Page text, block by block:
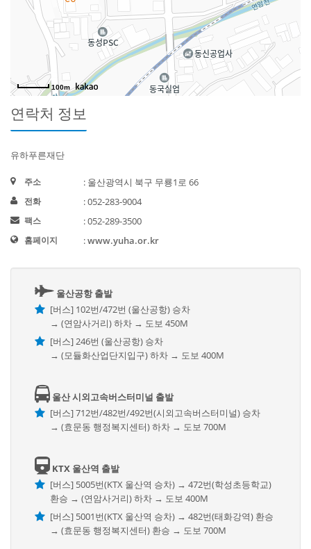
100m
연락처 정보
유하푸른재단
주소 : 울산광역시 북구 무룡1로 66
전화 : 052-283-9004
팩스 : 052-289-3500
홈페이지 :www.yuha.or.kr
울산공항 출발
[버스] 102번/472번 (울산공항) 승차
→ (연암사거리) 하차 → 도보 450M
[버스] 246번 (울산공항) 승차
→ (모듈화산업단지입구) 하차 → 도보 400M
울산 시외고속버스터미널 출발
[버스] 712번/482번/492번(시외고속버스터미널) 승차
→ (효문동 행정복지센터) 하차 → 도보 700M
KTX 울산역 출발
[버스] 5005번(KTX 울산역 승차) → 472번(학성초등학교)
환승 → (연암사거리) 하차 → 도보 400M
[버스] 5001번(KTX 울산역 승차) → 482번(태화강역) 환승
→ (효문동 행정복지센터) 환승 → 도보 700M